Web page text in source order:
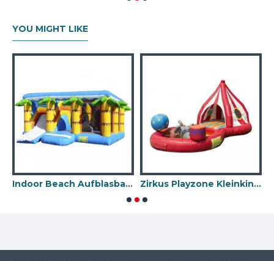
YOU MIGHT LIKE
Indoor Beach Aufblasbare Fun City Zirkus Playzone Kleinkind Hüpfburg